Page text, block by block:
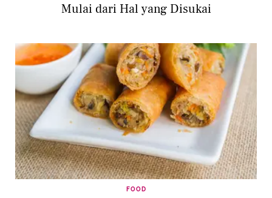
Mulai dari Hal yang Disukai
FOOD